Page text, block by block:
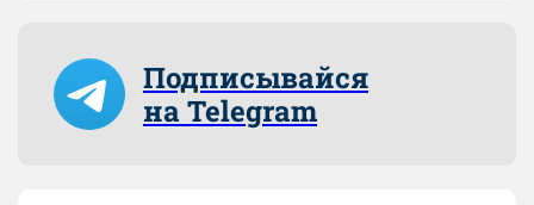
Подписывайся
на Telegram